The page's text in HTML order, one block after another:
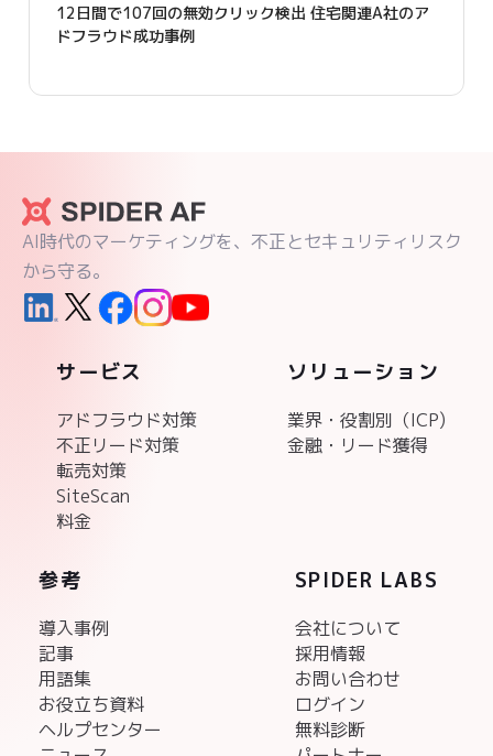
12日間で107回の無効クリック検出 住宅関連A社のア
ドフラウド成功事例
AI時代のマーケティングを、不正とセキュリティリスク
から守る。
サービス
アドフラウド対策
不正リード対策
転売対策
SiteScan
料金
ソリューション
業界・役割別（ICP)
金融・リード獲得
参考
導入事例
記事
用語集
お役立ち資料
ヘルプセンター
SPIDER LABS
会社について
採用情報
お問い合わせ
ログイン
無料診断